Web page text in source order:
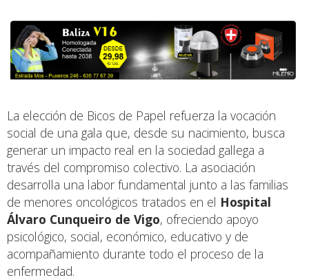
La elección de Bicos de Papel refuerza la vocación
social de una gala que, desde su nacimiento, busca
generar un impacto real en la sociedad gallega a
través del compromiso colectivo. La asociación
desarrolla una labor fundamental junto a las familias
de menores oncológicos tratados en el Hospital
Álvaro Cunqueiro de Vigo, ofreciendo apoyo
psicológico, social, económico, educativo y de
acompañamiento durante todo el proceso de la
enfermedad.